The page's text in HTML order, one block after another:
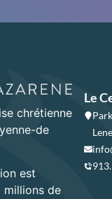
chrétienne
de
est
millions de
Le